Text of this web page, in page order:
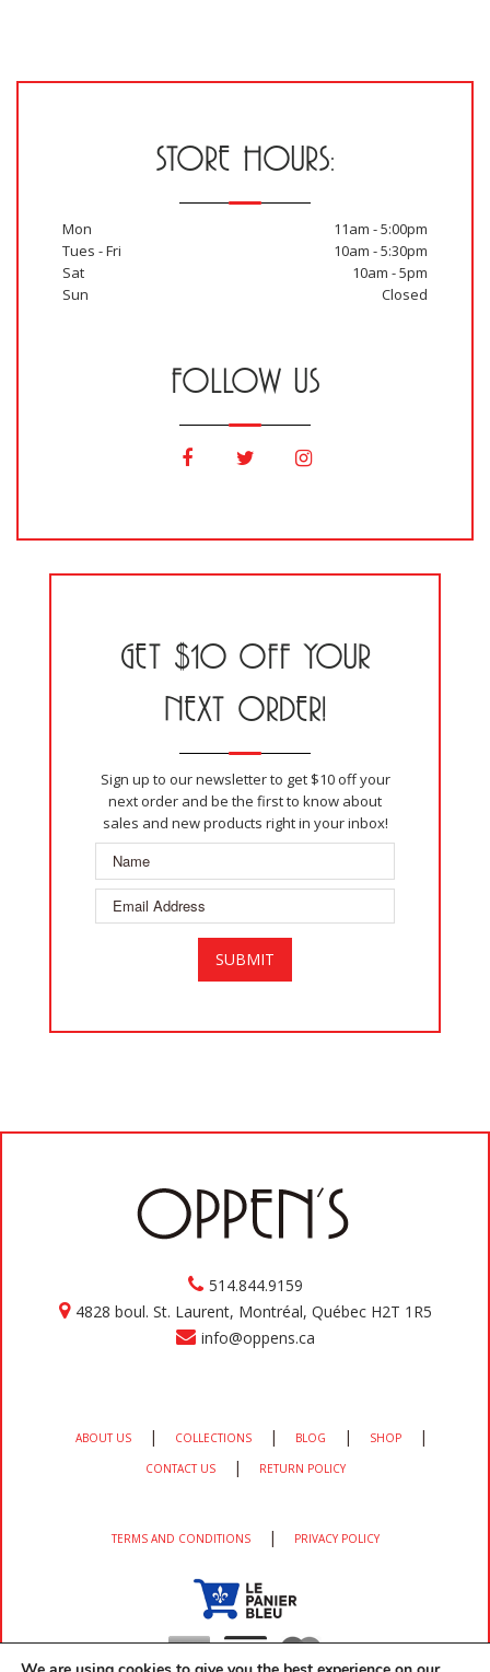
STORE HOURS:
Mon
11am - 5:00pm
Tues - Fri
10am - 5:30pm
Sat
10am - 5pm
Sun
Closed
FOLLOW US
GET $10 OFF YOUR
NEXT ORDER!
Sign up to our newsletter to get $10 off your
next order and be the first to know about
sales and new products right in your inbox!
514.844.9159
4828 boul. St. Laurent, Montréal, Québec H2T 1R5
info@oppens.ca
ABOUT US | COLLECTIONS | BLOG | SHOP |
CONTACT US | RETURN POLICY
TERMS AND CONDITIONS | PRIVACY POLICY